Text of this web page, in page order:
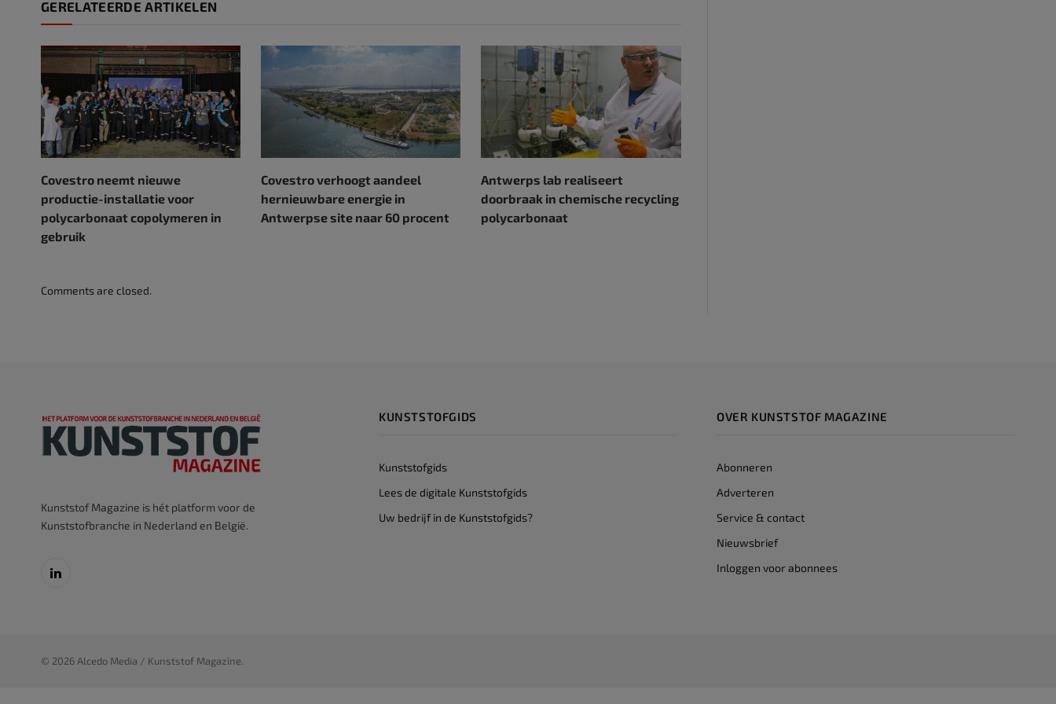
GERELATEERDE ARTIKELEN
Covestro neemt nieuwe
productie-installatie voor
polycarbonaat copolymeren in
gebruik
Covestro verhoogt aandeel
hernieuwbare energie in
Antwerpse site naar 60 procent
Antwerps lab realiseert
doorbraak in chemische recycling
polycarbonaat
Comments are closed.
Kunststof Magazine is hét platform voor de
Kunststofbranche in Nederland en België.
LinkedIn
KUNSTSTOFGIDS
Kunststofgids
Lees de digitale Kunststofgids
Uw bedrijf in de Kunststofgids?
OVER KUNSTSTOF MAGAZINE
Abonneren
Adverteren
Service & contact
Nieuwsbrief
Inloggen voor abonnees
© 2026 Alcedo Media / Kunststof Magazine.